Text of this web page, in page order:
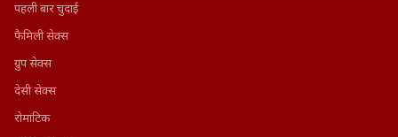
पहली बार चुदाई
फैमिली सेक्स
ग्रुप सेक्स
देसी सेक्स
रोमांटिक